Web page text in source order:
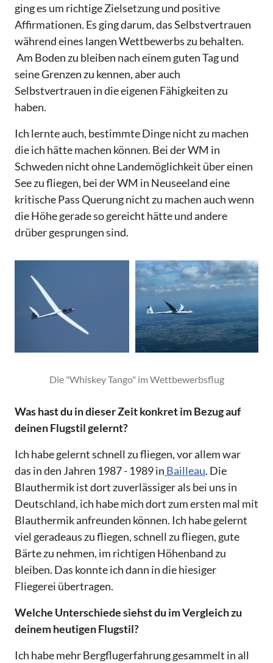
ging es um richtige Zielsetzung und positive
Affirmationen. Es ging darum, das Selbstvertrauen
während eines langen Wettbewerbs zu behalten.
Am Boden zu bleiben nach einem guten Tag und
seine Grenzen zu kennen, aber auch
Selbstvertrauen in die eigenen Fähigkeiten zu
haben.
Ich lernte auch, bestimmte Dinge nicht zu machen
die ich hätte machen können. Bei der WM in
Schweden nicht ohne Landemöglichkeit über einen
See zu fliegen, bei der WM in Neuseeland eine
kritische Pass Querung nicht zu machen auch wenn
die Höhe gerade so gereicht hätte und andere
drüber gesprungen sind.
Die "Whiskey Tango" im Wettbewerbsflug
Was hast du in dieser Zeit konkret im Bezug auf
deinen Flugstil gelernt?
Ich habe gelernt schnell zu fliegen, vor allem war
das in den Jahren 1987 - 1989 in Bailleau. Die
Blauthermik ist dort zuverlässiger als bei uns in
Deutschland, ich habe mich dort zum ersten mal mit
Blauthermik anfreunden können. Ich habe gelernt
viel geradeaus zu fliegen, schnell zu fliegen, gute
Bärte zu nehmen, im richtigen Höhenband zu
bleiben. Das konnte ich dann in die hiesiger
Fliegerei übertragen.
Welche Unterschiede siehst du im Vergleich zu
deinem heutigen Flugstil?
Ich habe mehr Bergflugerfahrung gesammelt in all